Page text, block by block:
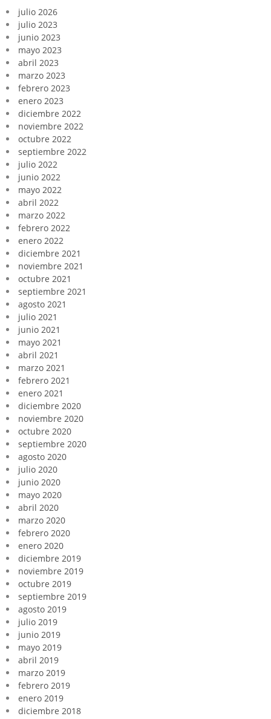
julio 2026
julio 2023
junio 2023
mayo 2023
abril 2023
marzo 2023
febrero 2023
enero 2023
diciembre 2022
noviembre 2022
octubre 2022
septiembre 2022
julio 2022
junio 2022
mayo 2022
abril 2022
marzo 2022
febrero 2022
enero 2022
diciembre 2021
noviembre 2021
octubre 2021
septiembre 2021
agosto 2021
julio 2021
junio 2021
mayo 2021
abril 2021
marzo 2021
febrero 2021
enero 2021
diciembre 2020
noviembre 2020
octubre 2020
septiembre 2020
agosto 2020
julio 2020
junio 2020
mayo 2020
abril 2020
marzo 2020
febrero 2020
enero 2020
diciembre 2019
noviembre 2019
octubre 2019
septiembre 2019
agosto 2019
julio 2019
junio 2019
mayo 2019
abril 2019
marzo 2019
febrero 2019
enero 2019
diciembre 2018